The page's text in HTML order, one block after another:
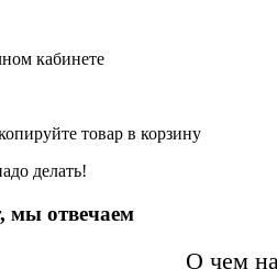
кабинете
товар в корзину
делать!
мы отвечаем
О чем